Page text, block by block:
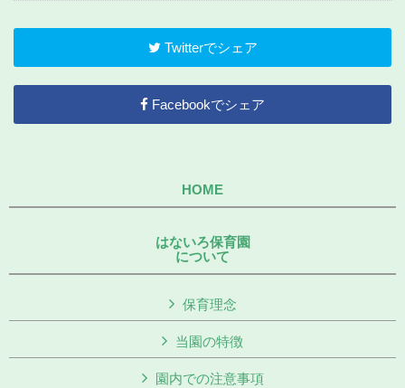
Twitterでシェア
Facebookでシェア
HOME
はないろ保育園
について
保育理念
当園の特徴
園内での注意事項